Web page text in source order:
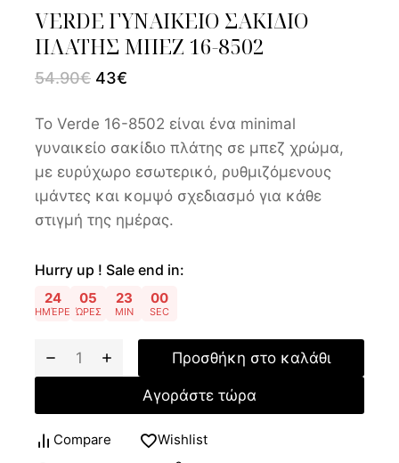
VERDE ΓΥΝΑΙΚΕΙΟ ΣΑΚΙΔΙΟ
ΠΛΑΤΗΣ ΜΠΕΖ 16-8502
54.90€ 43€
Το Verde 16-8502 είναι ένα minimal
γυναικείο σακίδιο πλάτης σε μπεζ χρώμα,
με ευρύχωρο εσωτερικό, ρυθμιζόμενους
ιμάντες και κομψό σχεδιασμό για κάθε
στιγμή της ημέρας.
Hurry up ! Sale end in:
24
ΗΜΈΡΕΣ
05
ΏΡΕΣ
22
MIN
59
SEC
Προσθήκη στο καλάθι
Αγοράστε τώρα
Compare
Wishlist